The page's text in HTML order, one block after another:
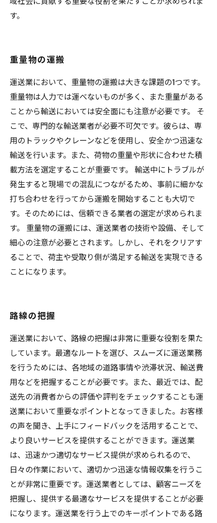
す。
重量物の運搬
運送業において、重量物の運搬は大きな課題の1つです。
重量物は人力では運べないものが多く、また重量がある
ことから輸送においては安全面にも注意が必要です。 そ
こで、専門的な輸送業者が必要不可欠です。彼らは、専
用のトラックやクレーンなどを使用し、安全かつ迅速な
輸送を行います。また、荷物の重量や形状に合わせた積
載方法を選定することが重要です。 輸送中にトラブルが
発生すると現場での混乱につながるため、事前に細かな
打ち合わせを行ってから運搬を開始することも大切で
す。そのためには、信頼できる業者の選定が求められま
す。 重量物の運搬には、運送業者の技術や設備、そして
細心の注意が必要とされます。しかし、それをクリアす
ることで、荷主や受取り側が満足する輸送を実現できる
ことになります。
路線の把握
運送業において、路線の把握は非常に重要な役割を果た
しています。最適なルートを選び、スムーズに運送業務
を行うためには、各地域の道路事情や渋滞状況、輸送費
用などを把握することが必要です。また、最近では、配
送先の消費者からの評価や評判をチェックすることも運
送業において重要なポイントとなってきました。お客様
の声を聞き、上手にフィードバックを活用することで、
より良いサービスを提供することができます。運送業
は、迅速かつ適切なサービス提供が求められるので、
日々の作業において、適切かつ迅速な情報収集を行うこ
とが非常に重要です。運送業者としては、顧客ニーズを
把握し、提供する最適なサービスを提供することが必要
になります。運送業を行う上でのキーポイントである路